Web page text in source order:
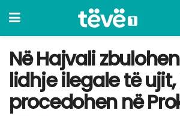
Në Hajvali
lidhje ilegale të
procedohen në